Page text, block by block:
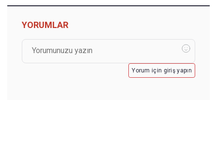
YORUMLAR
Yorum için giriş yapın